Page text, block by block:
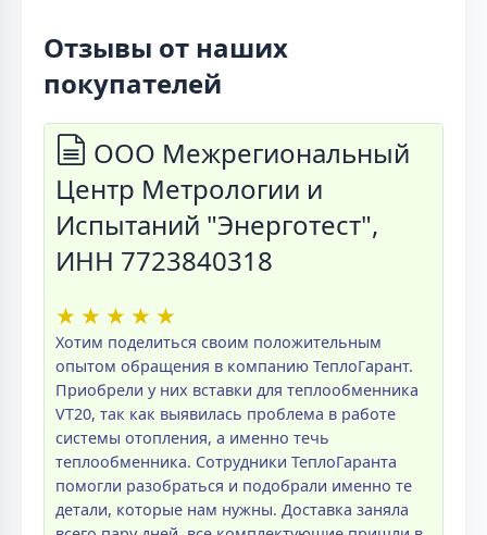
Отзывы от наших
покупателей
ООО Межрегиональный
Центр Метрологии и
Испытаний "Энерготест",
ИНН 7723840318
★ ★ ★ ★ ★
Хотим поделиться своим положительным
опытом обращения в компанию ТеплоГарант.
Приобрели у них вставки для теплообменника
VT20, так как выявилась проблема в работе
системы отопления, а именно течь
теплообменника. Сотрудники ТеплоГаранта
помогли разобраться и подобрали именно те
детали, которые нам нужны. Доставка заняла